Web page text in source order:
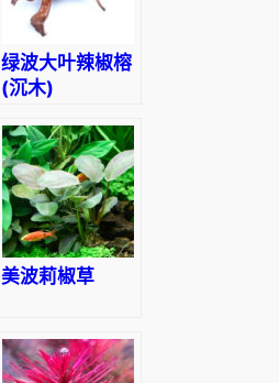
绿波大叶辣椒榕
(沉木)
美波莉椒草